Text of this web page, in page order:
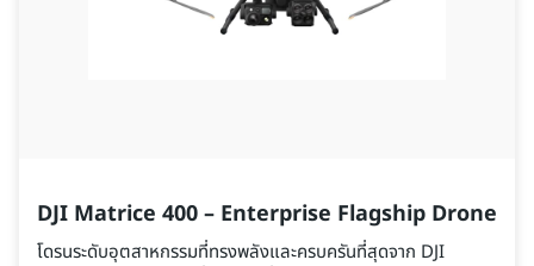
DJI Matrice 400 – Enterprise Flagship Drone
โดรนระดับอุตสาหกรรมที่ทรงพลังและครบครันที่สุดจาก DJI